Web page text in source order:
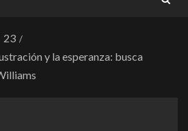
23
y la esperanza: busca